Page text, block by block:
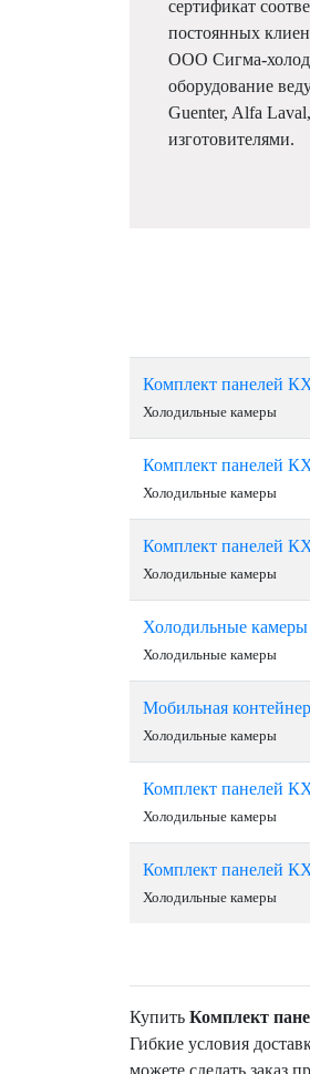
сертификат
постоянных
ООО Сигма-холод
оборудование
Guenter, Alfa
изготовителями.
Комплект панелей
Холодильные камеры
Комплект панелей
Холодильные камеры
Комплект панелей
Холодильные камеры
Холодильные камеры
Холодильные камеры
Мобильная
Холодильные камеры
Комплект панелей
Холодильные камеры
Комплект панелей
Холодильные камеры
Купить Комплект
Гибкие условия
можете сделать заказ